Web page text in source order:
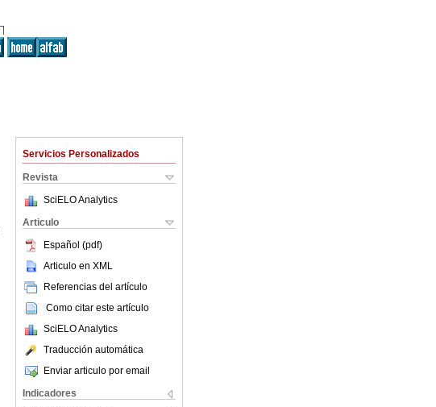
Servicios Personalizados
Revista
SciELO Analytics
Articulo
Español (pdf)
Articulo en XML
Referencias del artículo
Como citar este artículo
SciELO Analytics
Traducción automática
Enviar articulo por email
Indicadores